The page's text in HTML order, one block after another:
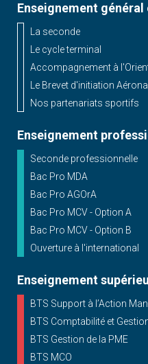
Enseignement
La seconde
Le cycle terminal
Accompagnement à
Le Brevet d'initiation
Nos partenariats sportifs
Enseignement
Seconde professionnelle
Bac Pro MDA
Bac Pro AGOrA
Bac Pro MCV - Option A
Bac Pro MCV - Option B
Ouverture à l'international
Enseignement
BTS Support à l’Action
BTS Comptabilité et
BTS Gestion de la PME
BTS MCO